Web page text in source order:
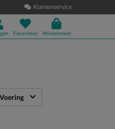
Klantenservice
Favorieten Winkelmand
Voering